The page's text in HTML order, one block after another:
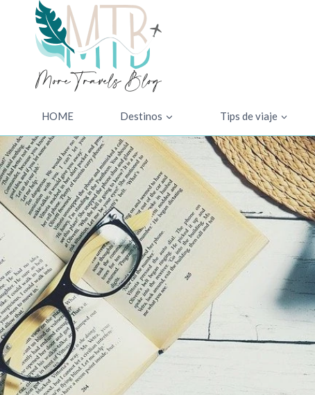
contenido
HOME Destinos Tips de viaje